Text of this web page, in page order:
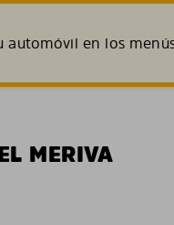
en los
MERIVA